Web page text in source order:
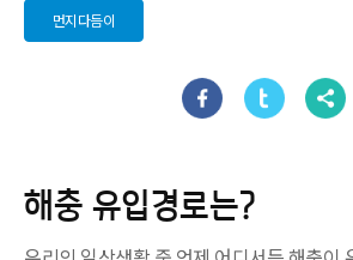
먼지다듬이
해충 유입경로는?